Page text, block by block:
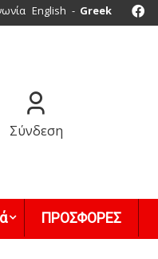
English Greek
Σύνδεση
ΠΡΟΣΦΟΡΕΣ